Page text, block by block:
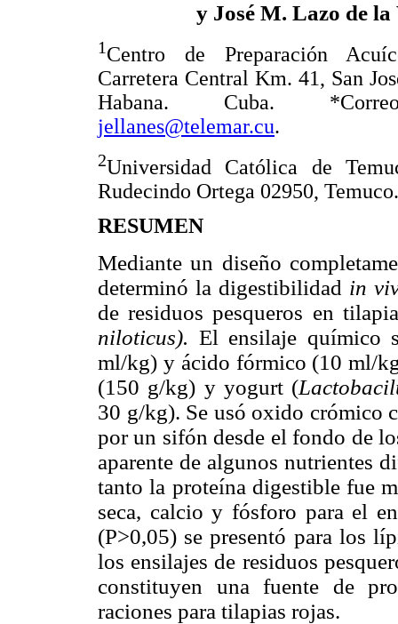
y José M. Lazo de la
1Centro de Preparación
Carretera Central Km. 41, San
Habana. Cuba.
jellanes@telemar.cu.
2Universidad Católica de
Rudecindo Ortega 02950,
RESUMEN
Mediante un diseño
determinó la digestibilidad in
de residuos pesqueros en
niloticus). El ensilaje químico
ml/kg) y ácido fórmico (10 ml/
(150 g/kg) y yogurt (
30 g/kg). Se usó oxido crómico
por un sifón desde el fondo de
aparente de algunos nutrientes
tanto la proteína digestible fue
seca, calcio y fósforo para el
(P>0,05) se presentó para los
los ensilajes de residuos
constituyen una fuente de
raciones para tilapias rojas.